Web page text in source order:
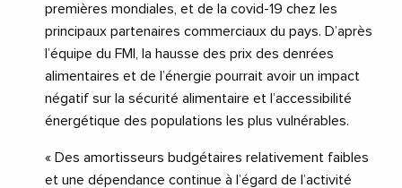
premières mondiales, et de la covid-19 chez les
principaux partenaires commerciaux du pays. D’après
l’équipe du FMI, la hausse des prix des denrées
alimentaires et de l’énergie pourrait avoir un impact
négatif sur la sécurité alimentaire et l’accessibilité
énergétique des populations les plus vulnérables.
« Des amortisseurs budgétaires relativement faibles
et une dépendance continue à l’égard de l’activité